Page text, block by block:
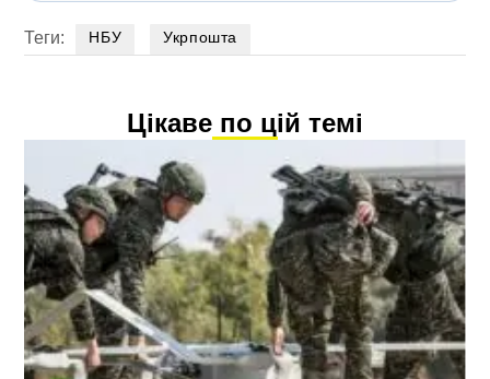
Теги: НБУ Укрпошта
Цікаве по цій темі